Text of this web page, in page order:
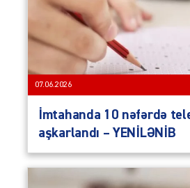
07.06.2026
İmtahanda 10 nəfərdə
aşkarlandı – YENİLƏNİB